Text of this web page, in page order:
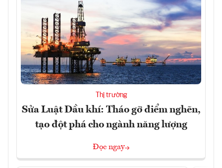
Thị trường
Sửa Luật Dầu khí: Tháo gỡ điểm nghẽn,
tạo đột phá cho ngành năng lượng
Đọc ngay